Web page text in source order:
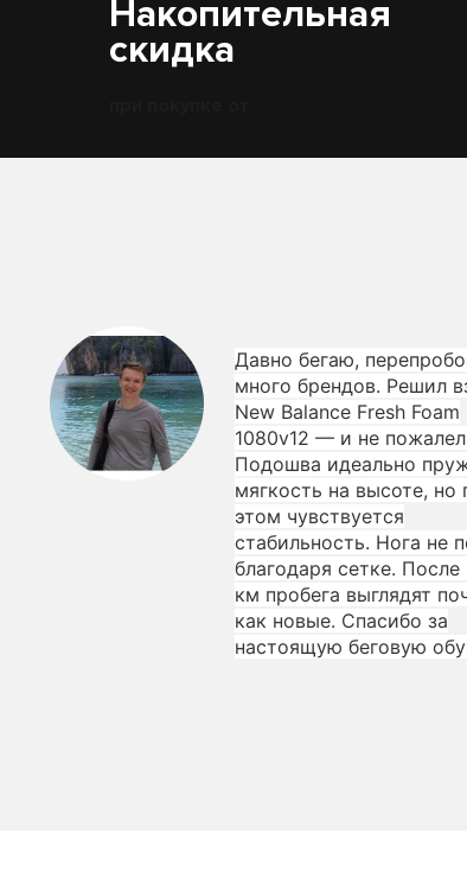
Накопительная
скидка
Давно бегаю,
много брендов. Решил
New Balance Fresh Foam
1080v12 — и не
Подошва идеально
мягкость на высоте, но
этом чувствуется
стабильность. Нога не
благодаря сетке. После
км пробега выглядят
как новые. Спасибо за
настоящую беговую